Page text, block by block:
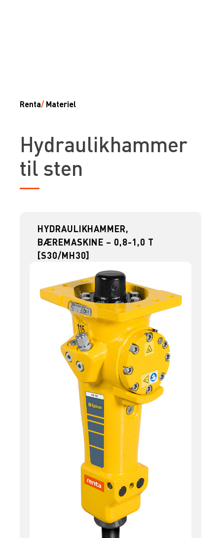
Renta/ Materiel
Hydraulikhammer
til sten
HYDRAULIKHAMMER,
BÆREMASKINE – 0,8-1,0 T
[S30/MH30]